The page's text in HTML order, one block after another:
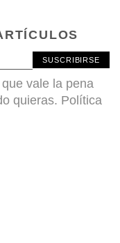
SUSCRIBIRSE
vale la pena
quieras. Política